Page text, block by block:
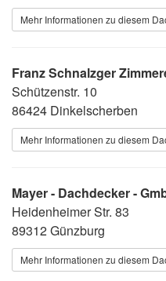
Mehr Informationen zu diesem
Franz Schnalzger
Schützenstr. 10
86424 Dinkelscherben
Mehr Informationen zu diesem
Mayer - Dachdecker -
Heidenheimer Str. 83
89312 Günzburg
Mehr Informationen zu diesem